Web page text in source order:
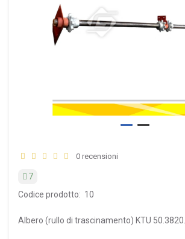
0 recensioni
7
Codice prodotto: 10
Albero (rullo di trascinamento) KTU 50.3820..